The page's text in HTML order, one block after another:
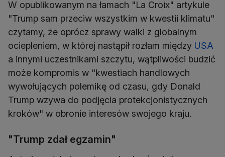
W opublikowanym na łamach "La Croix" artykule
"Trump sam przeciw wszystkim w kwestii klimatu"
czytamy, że oprócz sprawy walki z globalnym
ociepleniem, w której nastąpił rozłam między USA
a innymi uczestnikami szczytu, wątpliwości budzić
może kompromis w "kwestiach handlowych
wywołujących polemikę od czasu, gdy Donald
Trump wzywa do podjęcia protekcjonistycznych
kroków" w obronie interesów swojego kraju.
"Trump zdał egzamin"